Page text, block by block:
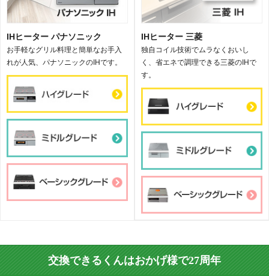
IHヒーター パナソニック
お手軽なグリル料理と簡単なお手入
れが人気、パナソニックのIHです。
IHヒーター 三菱
独自コイル技術でムラなくおいし
く、省エネで調理できる三菱のIHで
す。
交換できるくんはおかげ様で27周年